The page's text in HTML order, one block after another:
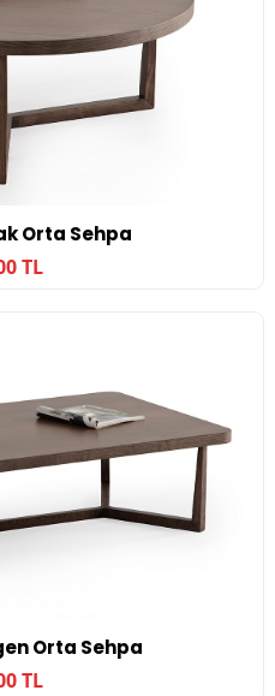
Orta Sehpa
TL
Orta Sehpa
TL